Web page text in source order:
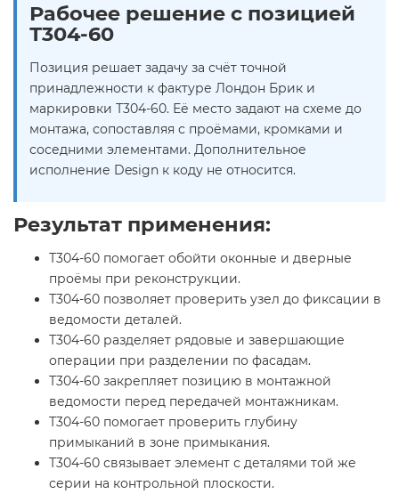
Рабочее решение с позицией
Т304-60
Позиция решает задачу за счёт точной
принадлежности к фактуре Лондон Брик и
маркировки Т304-60. Её место задают на схеме до
монтажа, сопоставляя с проёмами, кромками и
соседними элементами. Дополнительное
исполнение Design к коду не относится.
Результат применения:
Т304-60 помогает обойти оконные и дверные
проёмы при реконструкции.
Т304-60 позволяет проверить узел до фиксации в
ведомости деталей.
Т304-60 разделяет рядовые и завершающие
операции при разделении по фасадам.
Т304-60 закрепляет позицию в монтажной
ведомости перед передачей монтажникам.
Т304-60 помогает проверить глубину
примыканий в зоне примыкания.
Т304-60 связывает элемент с деталями той же
серии на контрольной плоскости.